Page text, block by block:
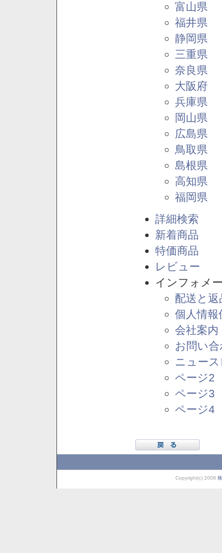
富山県
福井県
静岡県
三重県
奈良県
大阪府
兵庫県
岡山県
広島県
鳥取県
島根県
高知県
福岡県
詳細検索
新着商品
特価商品
レビュー
インフォメ
配送と
個人情報
会社案内
お問い
ニュー
ページ2
ページ3
ページ4
Copyright(c) 2008